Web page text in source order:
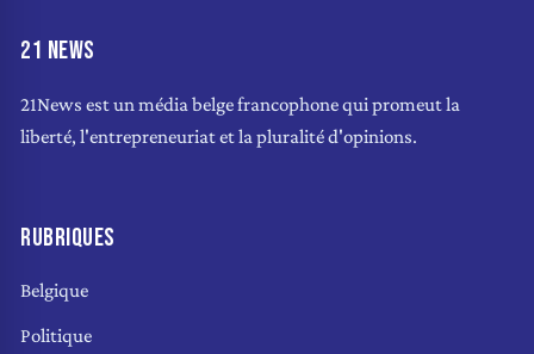
21 NEWS
21News est un média belge francophone qui promeut la
liberté, l'entrepreneuriat et la pluralité d'opinions.
RUBRIQUES
Belgique
Politique